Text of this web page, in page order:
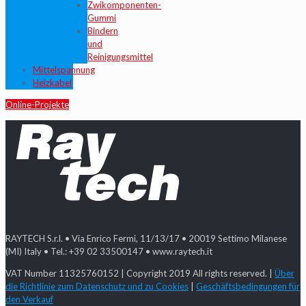
Zwikomponenten-
Gummi
Bindern
und
Reinigungsmittel
Mittelspannung
Heizkabel
Online-Projekte
RAYTECH S.r.l. • Via Enrico Fermi, 11/13/17 • 20019 Settimo Milanese
(MI) Italy • Tel.: +39 02 33500147 • www.raytech.it
VAT Number 11325760152 | Copyright 2019 All rights reserved. | Über
die Richtlinie zum Datenschutz und zu Cookies | Geschäftsbedingungen für
den Verkauf